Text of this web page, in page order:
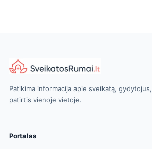
Patikima informacija apie sveikatą,
patirtis vienoje vietoje.
Portalas